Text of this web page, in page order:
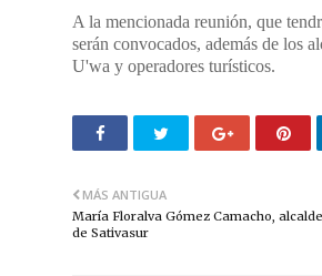
A la mencionada reunión, que
serán convocados, además de los
U'wa y operadores turísticos.
MÁS ANTIGUA
María Floralva Gómez Camacho,
de Sativasur